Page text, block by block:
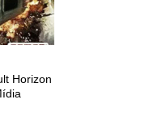
Horizon